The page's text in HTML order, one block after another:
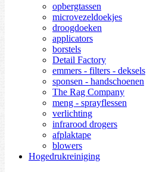
opbergtassen
microvezeldoekjes
droogdoeken
applicators
borstels
Detail Factory
emmers - filters - deksels
sponsen - handschoenen
The Rag Company
meng - sprayflessen
verlichting
infrarood drogers
afplaktape
blowers
Hogedrukreiniging